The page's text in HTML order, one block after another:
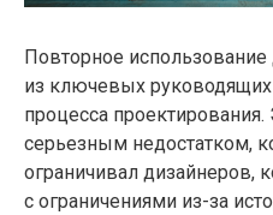
Повторное
из ключевых
процесса
серьезным недостатком,
ограничивал дизайнеров,
с ограничениями из-за